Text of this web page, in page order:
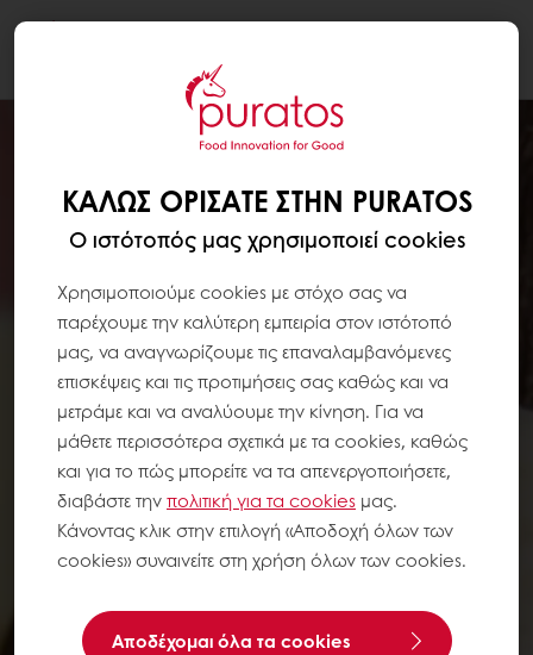
ΚΑΛΏΣ ΟΡΊΣΑΤΕ ΣΤΗΝ PURATOS
Ο ιστότοπός μας χρησιμοποιεί cookies
Χρησιμοποιούμε cookies με στόχο σας να
παρέχουμε την καλύτερη εμπειρία στον ιστότοπό
μας, να αναγνωρίζουμε τις επαναλαμβανόμενες
επισκέψεις και τις προτιμήσεις σας καθώς και να
μετράμε και να αναλύουμε την κίνηση. Για να
μάθετε περισσότερα σχετικά με τα cookies, καθώς
και για το πώς μπορείτε να τα απενεργοποιήσετε,
διαβάστε τηνπολιτική για τα cookies μας.
Κάνοντας κλικ στην επιλογή «Αποδοχή όλων των
cookies» συναινείτε στη χρήση όλων των cookies.
Αποδέχομαι όλα τα cookies